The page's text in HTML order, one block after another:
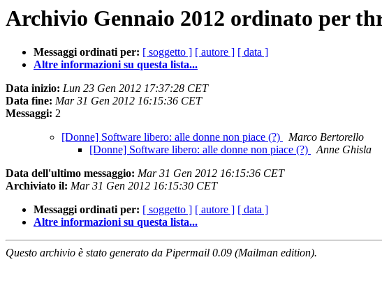
Archivio Gennaio 2012 ordinato per
Messaggi ordinati per: [ soggetto ] [ autore ] [ data ]
Altre informazioni su questa lista...
Data inizio: Lun 23 Gen 2012 17:37:28 CET
Data fine: Mar 31 Gen 2012 16:15:36 CET
Messaggi: 2
[Donne] Software libero: alle donne non piace (?)
Marco Bertorello
[Donne] Software libero: alle donne non piace (?)
Anne Ghisla
Data dell'ultimo messaggio: Mar 31 Gen 2012 16:15:36 CET
Archiviato il: Mar 31 Gen 2012 16:15:30 CET
Messaggi ordinati per: [ soggetto ] [ autore ] [ data ]
Altre informazioni su questa lista...
Questo archivio è stato generato da Pipermail 0.09 (Mailman edition).